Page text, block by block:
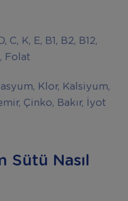
K, E, B1, B2, B12,
Folat
Klor, Kalsiyum,
Çinko, Bakır, İyot
Sütü Nasıl